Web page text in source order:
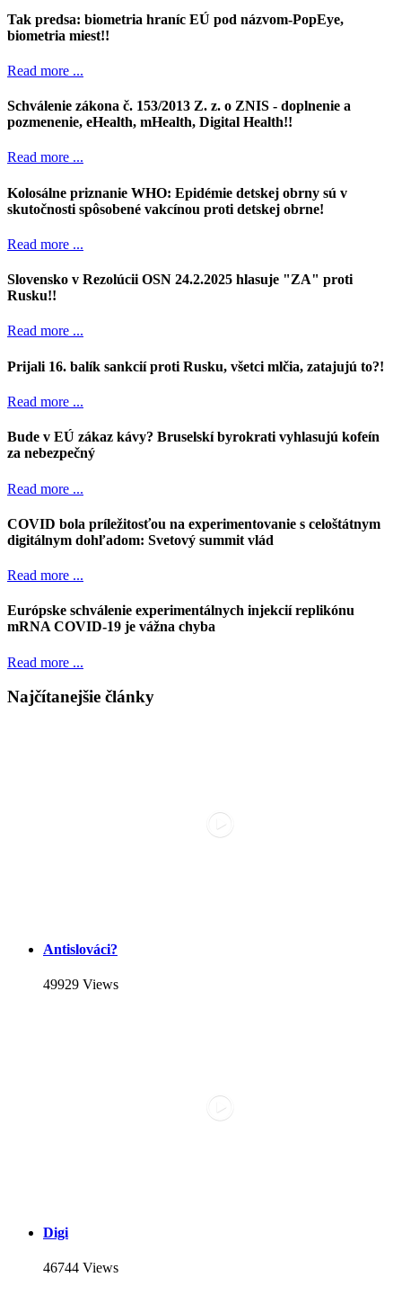
Tak predsa: biometria hraníc EÚ pod názvom-PopEye,
biometria miest!!
Read more ...
Schválenie zákona č. 153/2013 Z. z. o ZNIS - doplnenie a
pozmenenie, eHealth, mHealth, Digital Health!!
Read more ...
Kolosálne priznanie WHO: Epidémie detskej obrny sú v
skutočnosti spôsobené vakcínou proti detskej obrne!
Read more ...
Slovensko v Rezolúcii OSN 24.2.2025 hlasuje "ZA" proti
Rusku!!
Read more ...
Prijali 16. balík sankcií proti Rusku, všetci mlčia, zatajujú to?!
Read more ...
Bude v EÚ zákaz kávy? Bruselskí byrokrati vyhlasujú kofeín
za nebezpečný
Read more ...
COVID bola príležitosťou na experimentovanie s celoštátnym
digitálnym dohľadom: Svetový summit vlád
Read more ...
Európske schválenie experimentálnych injekcií replikónu
mRNA COVID-19 je vážna chyba
Read more ...
Najčítanejšie články
Antislováci?
49929 Views
Digi
46744 Views